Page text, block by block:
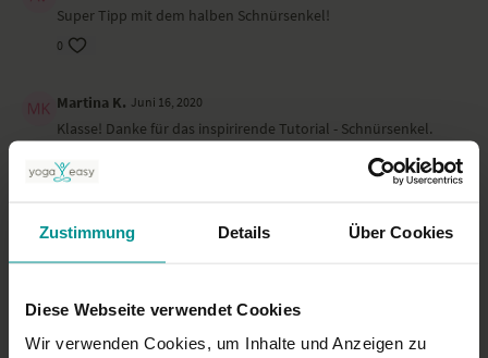
Zustimmung Details Über Cookies
Diese Webseite verwendet Cookies
Wir verwenden Cookies, um Inhalte und Anzeigen zu
Super Tipp mit dem halben Schnürsenkel!
0
Martina K. Juni 16, 2020
Klasse! Danke für das inspirirende Tutorial - Schnürsenkel.
0
Katharina K.
Der halbe Schnürsenkel taugt mir extrem gut! Vielen Dank für
0